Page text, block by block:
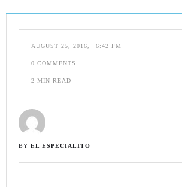
AUGUST 25, 2016 6:42 PM
0 COMMENTS
2 MIN READ
BY EL ESPECIALITO